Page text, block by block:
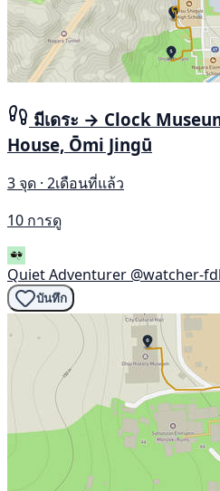
มีเดระ → Clock
House, Ōmi Jingū
3 จุด · 2เดือนที่แล้ว
10 การดู
Quiet Adventurer @watcher-
บันทึก